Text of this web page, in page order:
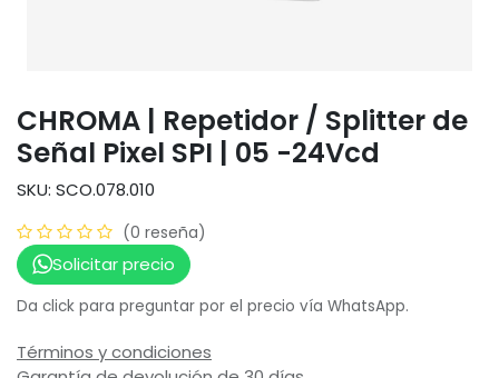
CHROMA | Repetidor / Splitter de
Señal Pixel SPI | 05 -24Vcd
SKU: SCO.078.010
(0 reseña)
Solicitar precio
Da click para preguntar por el precio vía WhatsApp.
Términos y condiciones